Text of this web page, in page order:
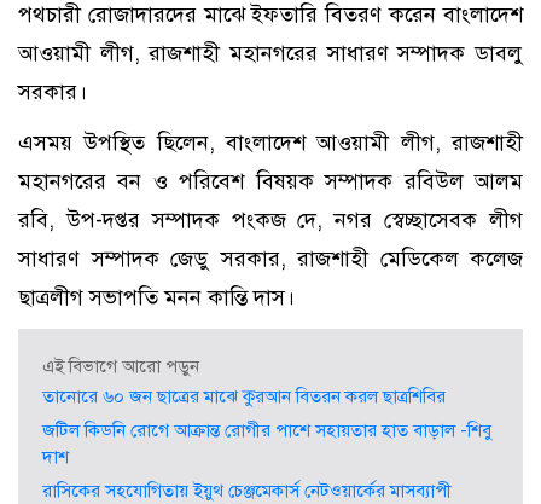
পথচারী রোজাদারদের মাঝে ইফতারি বিতরণ করেন বাংলাদেশ
আওয়ামী লীগ, রাজশাহী মহানগরের সাধারণ সম্পাদক ডাবলু
সরকার।
এসময় উপস্থিত ছিলেন, বাংলাদেশ আওয়ামী লীগ, রাজশাহী
মহানগরের বন ও পরিবেশ বিষয়ক সম্পাদক রবিউল আলম
রবি, উপ-দপ্তর সম্পাদক পংকজ দে, নগর স্বেচ্ছাসেবক লীগ
সাধারণ সম্পাদক জেডু সরকার, রাজশাহী মেডিকেল কলেজ
ছাত্রলীগ সভাপতি মনন কান্তি দাস।
এই বিভাগে আরো পড়ুন
তানোরে ৬০ জন ছাত্রের মাঝে কুরআন বিতরন করল ছাত্রশিবির
জটিল কিডনি রোগে আক্রান্ত রোগীর পাশে সহায়তার হাত বাড়াল -শিবু
দাশ
রাসিকের সহযোগিতায় ইয়ুথ চেঞ্জমেকার্স নেটওয়ার্কের মাসব্যাপী